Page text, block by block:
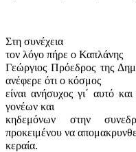
Στη συνέχεια
τον λόγο πήρε ο Καπλάνης
Γεώργιος Πρόεδρος της
ανέφερε ότι ο κόσμος
είναι ανήσυχος γι΄ αυτό
γονέων και
κηδεμόνων στην
προκειμένου να
κεραία.